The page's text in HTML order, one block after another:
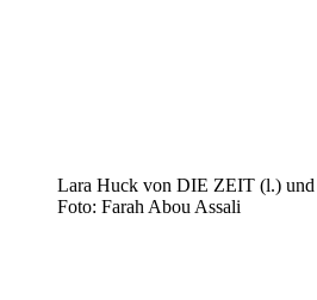
Lara Huck von DIE ZEIT (l.) und
Foto: Farah Abou Assali